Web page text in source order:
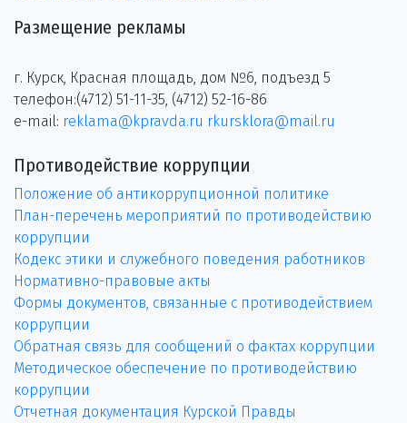
Размещение рекламы
г. Курск, Красная площадь, дом №6, подъезд 5
телефон:(4712) 51-11-35, (4712) 52-16-86
e-mail: reklama@kpravda.ru rkursklora@mail.ru
Противодействие коррупции
Положение об антикоррупционной политике
План-перечень мероприятий по противодействию
коррупции
Кодекс этики и служебного поведения работников
Нормативно-правовые акты
Формы документов, связанные с противодействием
коррупции
Обратная связь для сообщений о фактах коррупции
Методическое обеспечение по противодействию
коррупции
Отчетная документация Курской Правды